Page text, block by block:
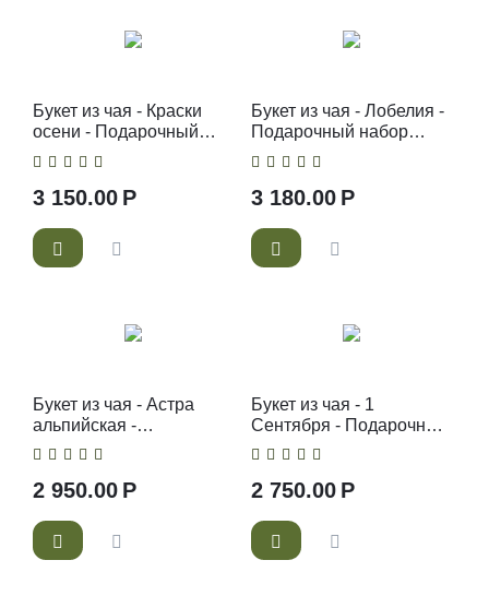
Букет из чая - Краски
осени - Подарочный
набор чайный букет
3 150.00 Р
Букет из чая - Лобелия -
Подарочный набор
чайный букет
3 180.00 Р
Букет из чая - Астра
альпийская -
Подарочный набор
2 950.00 Р
Букет из чая - 1
Сентября - Подарочный
набор чайный букет
2 750.00 Р